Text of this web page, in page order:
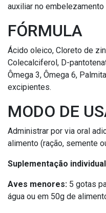
auxiliar no embelezamento
FÓRMULA
Ácido oleico, Cloreto de
Colecalciferol, D-
Ômega 3, Ômega 6,
excipientes.
MODO DE
Administrar por via oral
alimento (ração, semente
Suplementação
Aves menores: 5 gotas
água ou em 50g de